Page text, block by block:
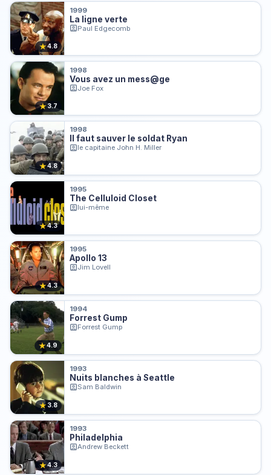
★4.8
1999
La ligne verte
Paul Edgecomb
★3.7
1998
Vous avez un mess@ge
Joe Fox
★4.8
1998
Il faut sauver le soldat Ryan
le capitaine John H. Miller
★4.3
1995
The Celluloid Closet
lui-même
★4.3
1995
Apollo 13
Jim Lovell
★4.9
1994
Forrest Gump
Forrest Gump
★ 3.8
1993
Nuits blanches à Seattle
Sam Baldwin
★4.3
1993
Philadelphia
Andrew Beckett